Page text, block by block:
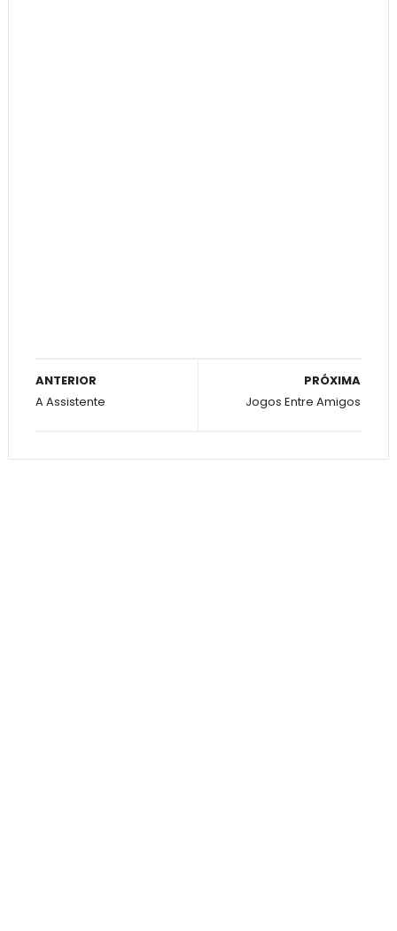
PRÓXIMA
Jogos Entre Amigos
ANTERIOR
A Assistente